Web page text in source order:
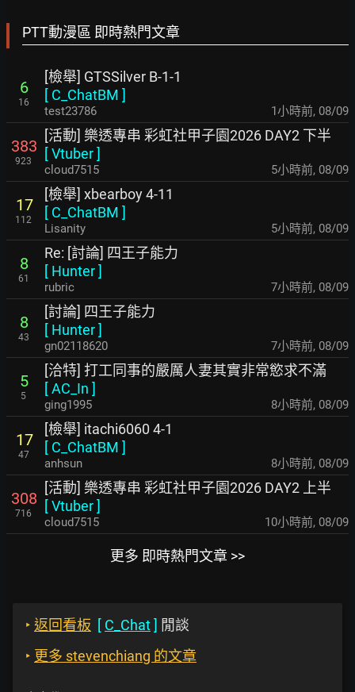
PTT動漫區 即時熱門文章
6
16
[檢舉] GTSSilver B-1-1
[ C_ChatBM ]
test23786 1小時前, 08/09
383
923
[活動] 樂透專串 彩虹社甲子園2026 DAY2 下半
[Vtuber]
cloud7515 5小時前, 08/09
17
112
[檢舉] xbearboy 4-11
[ C_ChatBM ]
Lisanity 5小時前, 08/09
8
61
Re: [討論] 四王子能力
[ Hunter]
rubric 7小時前, 08/09
8
43
[討論] 四王子能力
[ Hunter]
gn02118620 7小時前, 08/09
5
5
[洽特] 打工同事的嚴厲人妻其實非常慾求不滿
[AC_In ]
ging1995 8小時前, 08/09
17
47
[檢舉] itachi6060 4-1
[ C_ChatBM ]
anhsun 8小時前, 08/09
308
716
[活動] 樂透專串 彩虹社甲子園2026 DAY2 上半
[Vtuber]
cloud7515 10小時前, 08/09
更多 即時熱門文章 >>
‣ 返回看板 [ C_Chat] 閒談
‣ 更多 stevenchiang 的文章